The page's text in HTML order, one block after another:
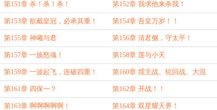
第151章 杀！杀！杀！ 第152章 我求他来杀我！
第153章 欲戴皇冠，必承其重！ 第154章 吾皇万岁！！
第155章 神曦与君 第156章 清君侧，守太平！
第157章 一族怒魂！ 第158章 莲与小天
第159章 一波起飞，连破四重！ 第160章 擂主战、轮回战、大混
战！
第161章 四保一？ 第162章 开战！！
第163章 啊啊啊啊啊！ 第164章 双星耀天界！